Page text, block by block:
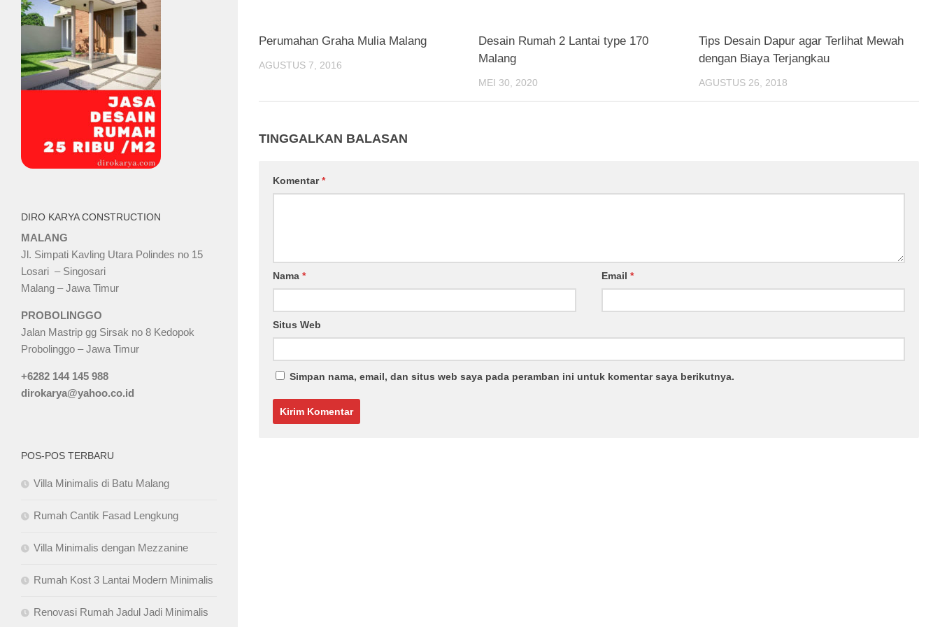
Perumahan Graha Mulia Malang
AGUSTUS 7, 2016
Desain Rumah 2 Lantai type 170
Malang
MEI 30, 2020
Tips Desain Dapur agar Terlihat Mewah
dengan Biaya Terjangkau
AGUSTUS 26, 2018
TINGGALKAN BALASAN
Komentar*
Nama * Email*
Situs Web
Simpan nama, email, dan situs web saya pada peramban ini untuk komentar saya berikutnya.
DIRO KARYA CONSTRUCTION
MALANG
Jl. Simpati Kavling Utara Polindes no 15
Losari – Singosari
Malang – Jawa Timur
PROBOLINGGO
Jalan Mastrip gg Sirsak no 8 Kedopok
Probolinggo – Jawa Timur
+6282 144 145 988
dirokarya@yahoo.co.id
POS-POS TERBARU
Villa Minimalis di Batu Malang
Rumah Cantik Fasad Lengkung
Villa Minimalis dengan Mezzanine
Rumah Kost 3 Lantai Modern Minimalis
Renovasi Rumah Jadul Jadi Minimalis